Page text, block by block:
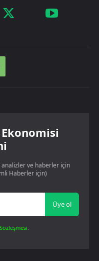
ve haberler için
Haberler için)
Üye ol
.